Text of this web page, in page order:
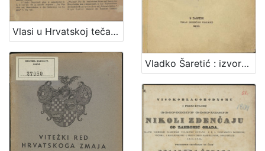
Vlasi u Hrvatskoj tečajem 14. i 15. stoljeća / [Vjekoslav Klaić]
Vladko Šaretić : izvorna pripoviest iz zagrebačkoga života / napisala Zagorka